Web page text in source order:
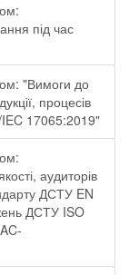
під час
"Вимоги до
процесів
17065:2019"
аудиторів
ДСТУ EN
ДСТУ ISO